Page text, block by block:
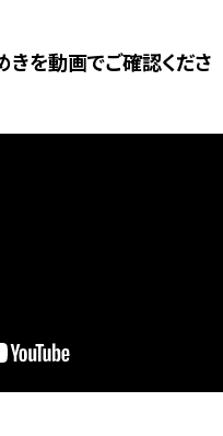
きを動画でご確認くださ